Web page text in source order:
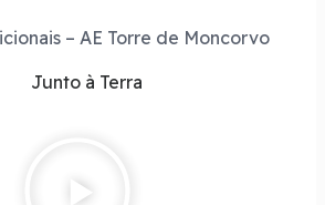
– AE Torre de Moncorvo